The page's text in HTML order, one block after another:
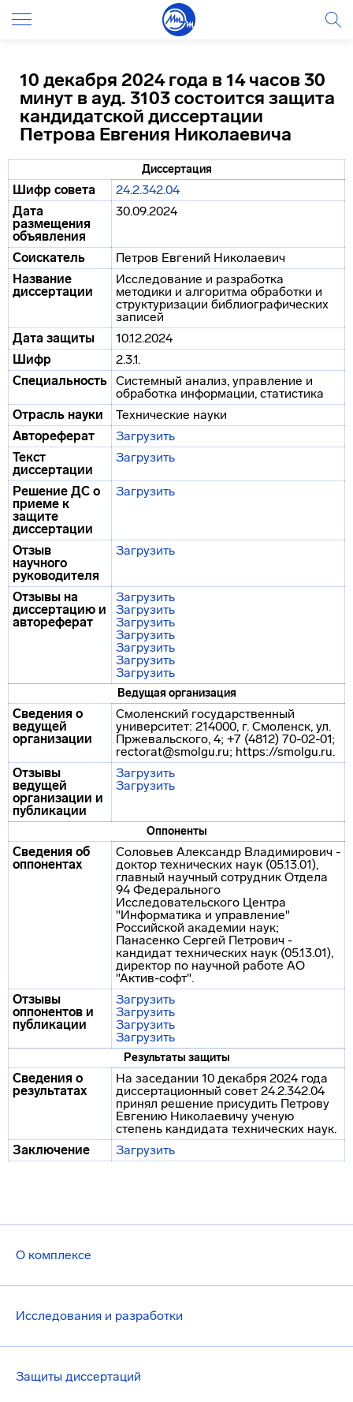
О комплексе
Исследования и разработки
Защиты диссертаций
10 декабря 2024 года в 14 часов 30
минут в ауд. 3103 состоится защита
кандидатской диссертации
Петрова Евгения Николаевича
Диссертация
Шифр совета
24.2.342.04
Дата
размещения
объявления
30.09.2024
Соискатель
Петров Евгений Николаевич
Название
диссертации
Исследование и разработка
методики и алгоритма обработки и
структуризации библиографических
записей
Дата защиты
10.12.2024
Шифр
2.3.1.
Специальность Системный анализ, управление и
обработка информации, статистика
Отрасль науки
Технические науки
Автореферат
Загрузить
Текст
диссертации
Загрузить
Решение ДС о
приеме к
защите
диссертации
Загрузить
Отзыв
научного
руководителя
Загрузить
Отзывы на
диссертацию и
автореферат
Загрузить
Загрузить
Загрузить
Загрузить
Загрузить
Загрузить
Загрузить
Ведущая организация
Сведения о
ведущей
организации
Смоленский государственный
университет: 214000, г. Смоленск, ул.
Пржевальского, 4; +7 (4812) 70-02-01;
rectorat@smolgu.ru; https://smolgu.ru.
Отзывы
ведущей
организации и
публикации
Загрузить
Загрузить
Оппоненты
Сведения об
оппонентах
Соловьев Александр Владимирович -
доктор технических наук (05.13.01),
главный научный сотрудник Отдела
94 Федерального
Исследовательского Центра
"Информатика и управление"
Российской академии наук;
Панасенко Сергей Петрович -
кандидат технических наук (05.13.01),
директор по научной работе АО
"Актив-софт".
Отзывы
оппонентов и
публикации
Загрузить
Загрузить
Загрузить
Загрузить
Результаты защиты
Сведения о
результатах
На заседании 10 декабря 2024 года
диссертационный совет 24.2.342.04
принял решение присудить Петрову
Евгению Николаевичу ученую
степень кандидата технических наук.
Заключение
Загрузить